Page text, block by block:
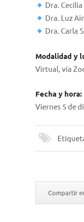
Dra.
Dra. Luz
Dra. Carla
Modalidad y
Virtual, vía
Fecha y hora:
Viernes 5 de
Compartir